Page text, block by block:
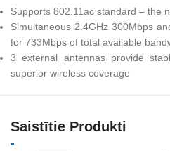
Supports 802.11ac standard – the
Simultaneous 2.4GHz 300Mbps
for 733Mbps of total available
3 external antennas provide
superior wireless coverage
Saistītie Produkti